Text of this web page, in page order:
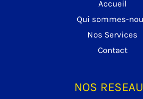
Accueil
Qui sommes-
Nos Services
Contact
NOS